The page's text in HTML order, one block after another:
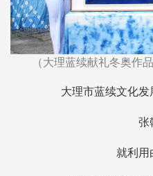
（大理蓝续献礼冬奥作
大理市蓝续文化
张
就利用